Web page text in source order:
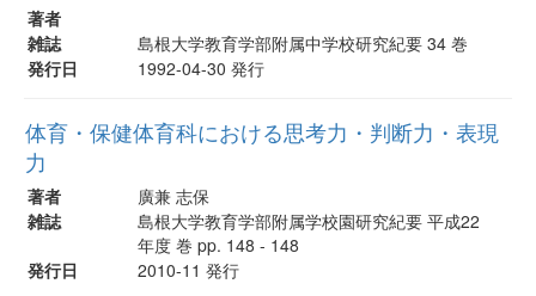
著者
雑誌
島根大学教育学部附属中学校研究紀要 34 巻
発行日
1992-04-30 発行
体育・保健体育科における思考力・判断力・表現
力
著者
廣兼 志保
雑誌
島根大学教育学部附属学校園研究紀要 平成22
年度 巻 pp. 148 - 148
発行日
2010-11 発行